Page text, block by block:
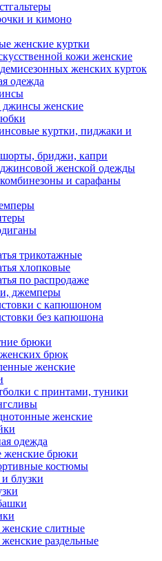
и кимоно
женские куртки
кожи женские
женских курток
одежда
джинсы женские
куртки, пиджаки и
бриджи, капри
женской одежды
и сарафаны
трикотажные
хлопковые
по распродаже
джемперы
с капюшоном
без капюшона
брюки
брюк
женские
с принтами, туники
женские
одежда
женские брюки
костюмы
блузки
слитные
раздельные